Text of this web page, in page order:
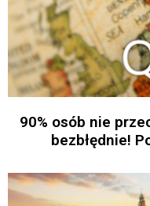
90% osób nie
bezbłędnie!